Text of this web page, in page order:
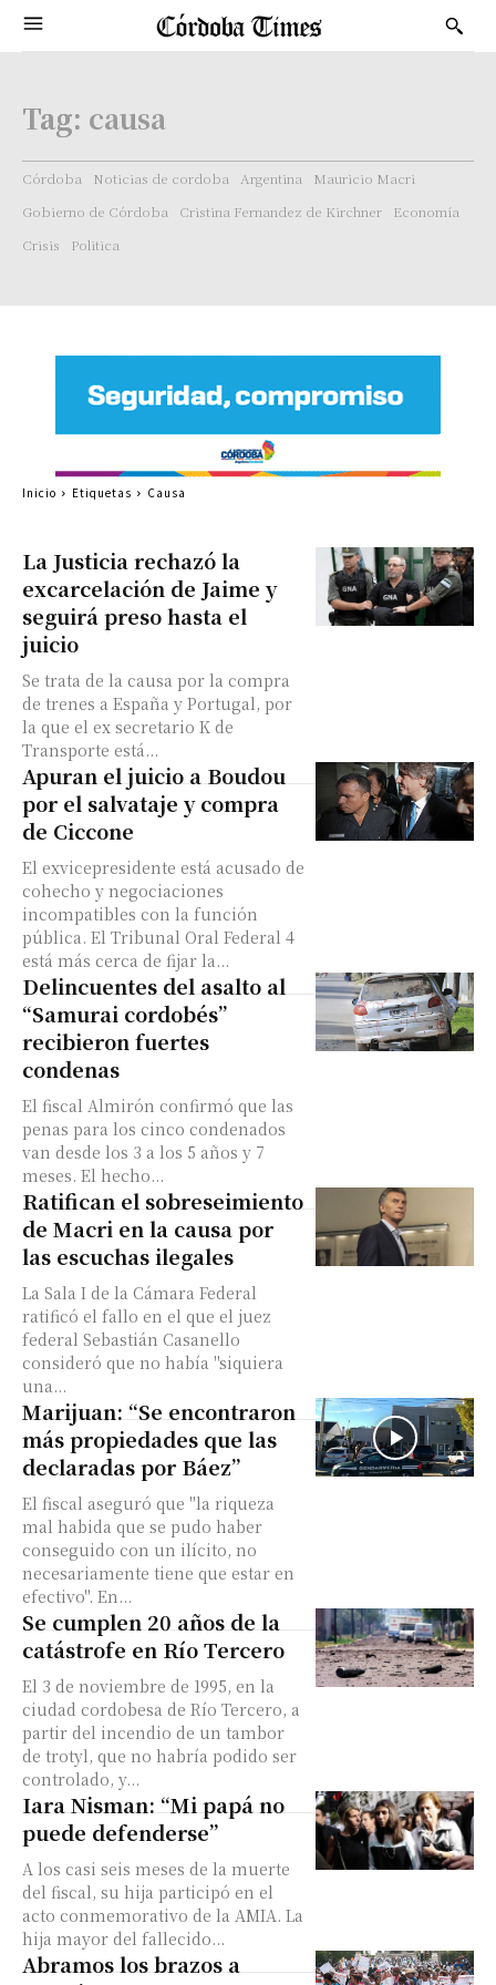
Tag: causa
Córdoba Noticias de cordoba Argentina
Mauricio Macri
Gobierno de Córdoba
Cristina Fernandez de Kirchner
Economía
Crisis
Politica
La Justicia rechazó la
excarcelación de Jaime y
seguirá preso hasta el
juicio
Se trata de la causa por la compra
de trenes a España y Portugal, por
la que el ex secretario K de
Transporte está...
Apuran el juicio a Boudou
por el salvataje y compra
de Ciccone
El exvicepresidente está acusado de
cohecho y negociaciones
incompatibles con la función
pública. El Tribunal Oral Federal 4
está más cerca de fijar la...
Delincuentes del asalto al
“Samurai cordobés”
recibieron fuertes
condenas
El fiscal Almirón confirmó que las
penas para los cinco condenados
van desde los 3 a los 5 años y 7
meses. El hecho...
Ratifican el sobreseimiento
de Macri en la causa por
las escuchas ilegales
La Sala I de la Cámara Federal
ratificó el fallo en el que el juez
federal Sebastián Casanello
consideró que no había "siquiera
una...
Marijuan: “Se encontraron
más propiedades que las
declaradas por Báez”
El fiscal aseguró que "la riqueza
mal habida que se pudo haber
conseguido con un ilícito, no
necesariamente tiene que estar en
efectivo". En...
Se cumplen 20 años de la
catástrofe en Río Tercero
El 3 de noviembre de 1995, en la
ciudad cordobesa de Río Tercero, a
partir del incendio de un tambor
de trotyl, que no habría podido ser
controlado, y...
Iara Nisman: “Mi papá no
puede defenderse”
A los casi seis meses de la muerte
del fiscal, su hija participó en el
acto conmemorativo de la AMIA. La
hija mayor del fallecido...
Abramos los brazos a
Inicio Etiquetas Causa